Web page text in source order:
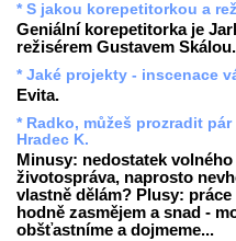
* S jakou korepetitorkou a
Geniální korepetitorka je
režisérem Gustavem Skálou.
* Jaké projekty - inscenace
Evita.
* Radko, můžeš prozradit
Hradec K.
Minusy: nedostatek
životospráva, naprosto
vlastně dělám? Plusy:
hodně zasmějem a snad -
obšťastníme a dojmeme...